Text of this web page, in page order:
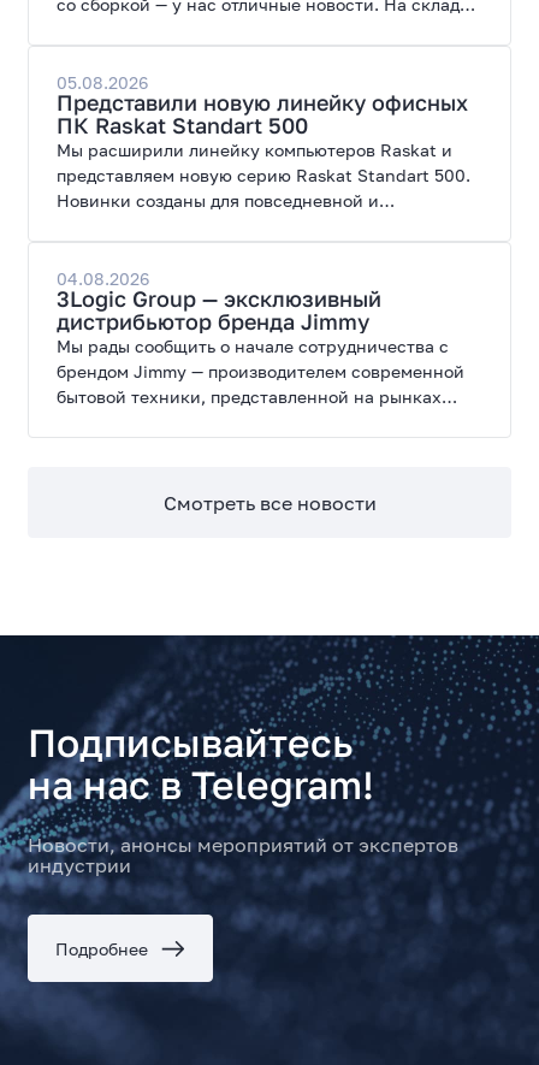
современных игр и работы с нейросетями.
05.08.2026
Представили новую линейку офисных
ПК Raskat Standart 500
Мы расширили линейку компьютеров Raskat и
представляем новую серию Raskat Standart 500.
Новинки созданы для повседневной и
широкие возможности модернизации.
04.08.2026
3Logic Group — эксклюзивный
дистрибьютор бренда Jimmy
Мы рады сообщить о начале сотрудничества с
брендом Jimmy — производителем современной
бытовой техники, представленной на рынках
Смотреть все новости
Подписывайтесь
на нас в Telegram!
Новости, анонсы мероприятий от экспертов
индустрии
Подробнее